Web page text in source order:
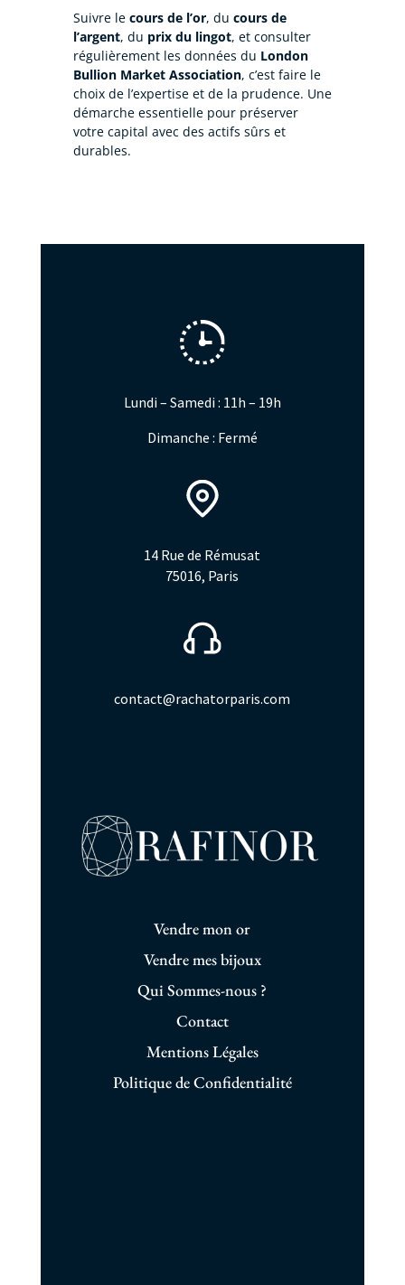
Suivre le cours de l’or, du cours de
l’argent, du prix du lingot, et consulter
régulièrement les données du London
Bullion Market Association, c’est faire le
choix de l’expertise et de la prudence. Une
démarche essentielle pour préserver
votre capital avec des actifs sûrs et
durables.
Lundi – Samedi : 11h – 19h
Dimanche : Fermé
14 Rue de Rémusat
75016, Paris
contact@rachatorparis.com
Vendre mon or
Vendre mes bijoux
Qui Sommes-nous ?
Contact
Mentions Légales
Politique de Confidentialité